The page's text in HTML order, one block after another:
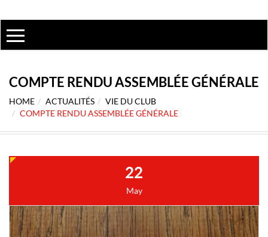
COMPTE RENDU ASSEMBLÉE GÉNÉRALE
HOME ACTUALITÉS
VIE DU CLUB
COMPTE RENDU ASSEMBLÉE GÉNÉRALE
22
May